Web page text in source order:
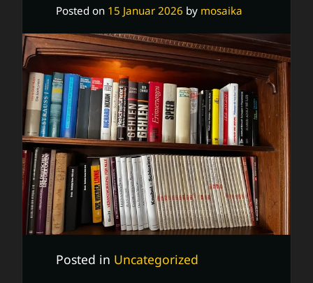
Posted on 15 Januar 2026 by mosaika
Posted in Uncategorized